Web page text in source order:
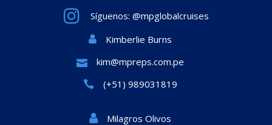
Síguenos: @mpglobalcruises
Kimberlie Burns
kim@mpreps.com.pe
(+51) 989031819
Milagros Olivos